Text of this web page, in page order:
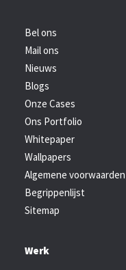
Bel ons
Mail ons
Nieuws
Blogs
Onze Cases
Ons Portfolio
Whitepaper
Wallpapers
Algemene voorwaarden
Begrippenlijst
Sitemap
Werk